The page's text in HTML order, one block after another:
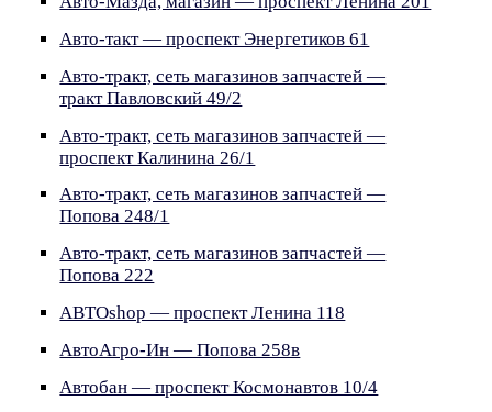
Авто-такт — проспект Энергетиков 61
Авто-тракт, сеть магазинов запчастей —
тракт Павловский 49/2
Авто-тракт, сеть магазинов запчастей —
проспект Калинина 26/1
Авто-тракт, сеть магазинов запчастей —
Попова 248/1
Авто-тракт, сеть магазинов запчастей —
Попова 222
АВТОshop — проспект Ленина 118
АвтоАгро-Ин — Попова 258в
Автобан — проспект Космонавтов 10/4